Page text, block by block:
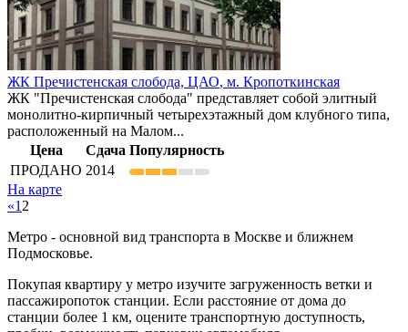
ЖК Пречистенская слобода, ЦАО, м. Кропоткинская
ЖК "Пречистенская слобода" представляет собой элитный
монолитно-кирпичный четырехэтажный дом клубного типа,
расположенный на Малом...
Цена
Сдача Популярность
ПРОДАНО 2014
На карте
«1 2
Метро - основной вид транспорта в Москве и ближнем
Подмосковье.
Покупая квартиру у метро изучите загруженность ветки и
пассажиропоток станции. Если расстояние от дома до
станции более 1 км, оцените транспортную доступность,